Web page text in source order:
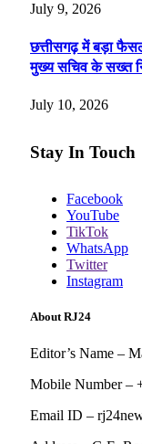
July 9, 2026
छत्तीसगढ़ में बड़ा
मुख्य सचिव के सख्त
July 10, 2026
Stay In Touch
Facebook
YouTube
TikTok
WhatsApp
Twitter
Instagram
About RJ24
Editor’s Name –
Mobile Number –
Email ID –